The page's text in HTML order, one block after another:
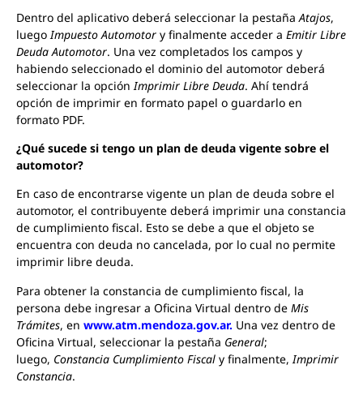
Dentro del aplicativo deberá seleccionar la pestaña Atajos,
luego Impuesto Automotor y finalmente acceder a Emitir Libre
Deuda Automotor. Una vez completados los campos y
habiendo seleccionado el dominio del automotor deberá
seleccionar la opción Imprimir Libre Deuda. Ahí tendrá
opción de imprimir en formato papel o guardarlo en
formato PDF.
¿Qué sucede si tengo un plan de deuda vigente sobre el
automotor?
En caso de encontrarse vigente un plan de deuda sobre el
automotor, el contribuyente deberá imprimir una constancia
de cumplimiento fiscal. Esto se debe a que el objeto se
encuentra con deuda no cancelada, por lo cual no permite
imprimir libre deuda.
Para obtener la constancia de cumplimiento fiscal, la
persona debe ingresar a Oficina Virtual dentro de Mis
Trámites, en www.atm.mendoza.gov.ar. Una vez dentro de
Oficina Virtual, seleccionar la pestaña General;
luego, Constancia Cumplimiento Fiscal y finalmente, Imprimir
Constancia.